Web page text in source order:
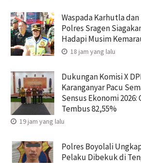
Waspada Karhutla
Polres Sragen
Hadapi Musim
18 jam yang lalu
Dukungan Komisi X
Karanganyar Pacu
Sensus Ekonomi 2026:
Tembus 82,55%
19 jam yang lalu
Polres Boyolali
Pelaku Dibekuk di